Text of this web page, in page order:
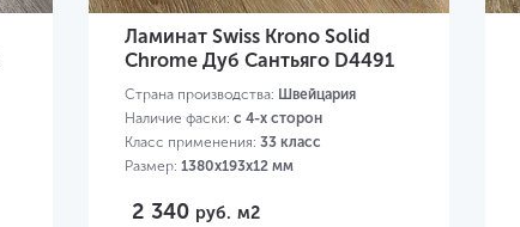
Ламинат Swiss Krono Solid
Chrome Дуб Сантьяго D4491
Страна производства: Швейцария
Наличие фаски: с 4-х сторон
Класс применения: 33 класс
Размер: 1380х193х12 мм
2 340 руб. м2